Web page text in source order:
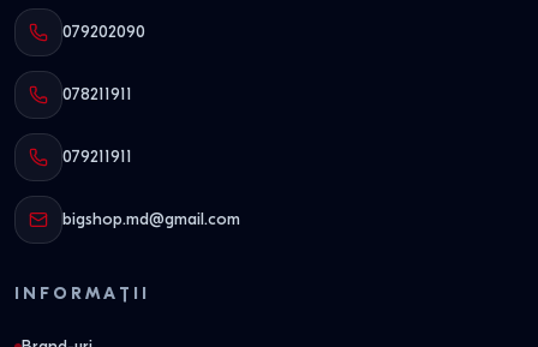
079202090
078211911
079211911
bigshop.md@gmail.com
INFORMAȚII